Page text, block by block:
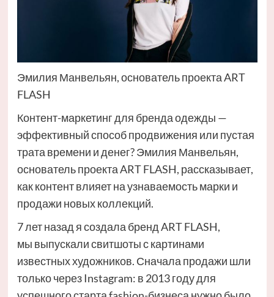
Эмилия Манвельян, основатель проекта ART
FLASH
Контент-маркетинг для бренда одежды —
эффективный способ продвижения или пустая
трата времени и денег? Эмилия Манвельян,
основатель проекта ART FLASH, рассказывает,
как контент влияет на узнаваемость марки и
продажи новых коллекций.
7 лет назад я создала бренд ART FLASH,
мы выпускали свитшоты с картинами
известных художников. Сначала продажи шли
только через Instagram: в 2013 году для